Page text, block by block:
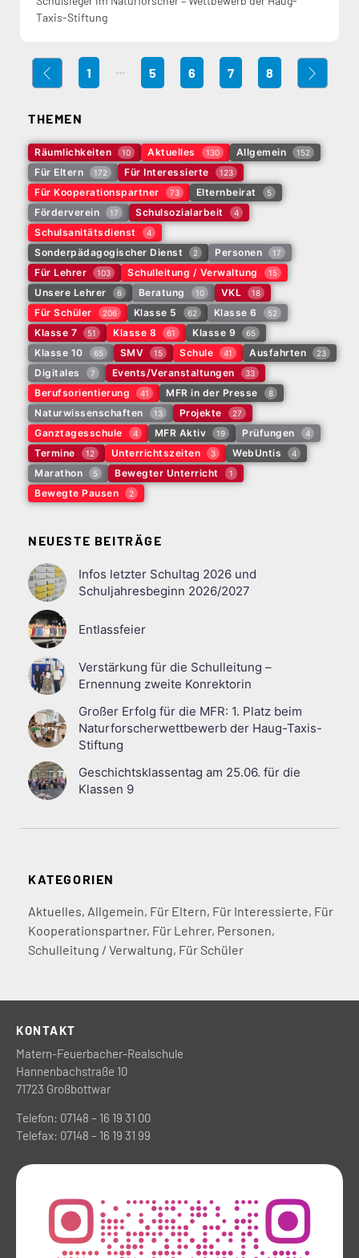
Taxis-Stiftung
1 5 6 7 8
THEMEN
Räumlichkeiten 10 Aktuelles 130 Allgemein 152
Für Eltern 172 Für Interessierte 123
Für Kooperationspartner 73 Elternbeirat 5
Förderverein 17 Schulsozialarbeit 4
Schulsanitätsdienst 4
Sonderpädagogischer Dienst 2 Personen 17
Für Lehrer 103 Schulleitung / Verwaltung 15
Unsere Lehrer 6 Beratung 10 VKL 18
Für Schüler 206 Klasse 5 62 Klasse 6 52
Klasse 7 51 Klasse 8 61 Klasse 9 65
Klasse 10 65 SMV 15 Schule 41 Ausfahrten 23
Digitales 7 Events/Veranstaltungen 33
Berufsorientierung 41 MFR in der Presse 8
Naturwissenschaften 13 Projekte 27
Ganztagesschule 4 MFR Aktiv 19 Prüfungen 4
Termine 12 Unterrichtszeiten 3 WebUntis 4
Marathon 5 Bewegter Unterricht 1
Bewegte Pausen 2
NEUESTE BEITRÄGE
Infos letzter Schultag 2026 und
Schuljahresbeginn 2026/2027
Entlassfeier
Verstärkung für die Schulleitung –
Ernennung zweite Konrektorin
Großer Erfolg für die MFR: 1. Platz beim
Naturforscherwettbewerb der Haug-Taxis-
Stiftung
Geschichtsklassentag am 25.06. für die
Klassen 9
KATEGORIEN
Aktuelles, Allgemein, Für Eltern, Für Interessierte, Für
Kooperationspartner, Für Lehrer, Personen,
Schulleitung / Verwaltung, Für Schüler
KONTAKT
Matern-Feuerbacher-Realschule
Hannenbachstraße 10
71723 Großbottwar
Telefon: 07148 – 16 19 31 00
Telefax: 07148 – 16 19 31 99